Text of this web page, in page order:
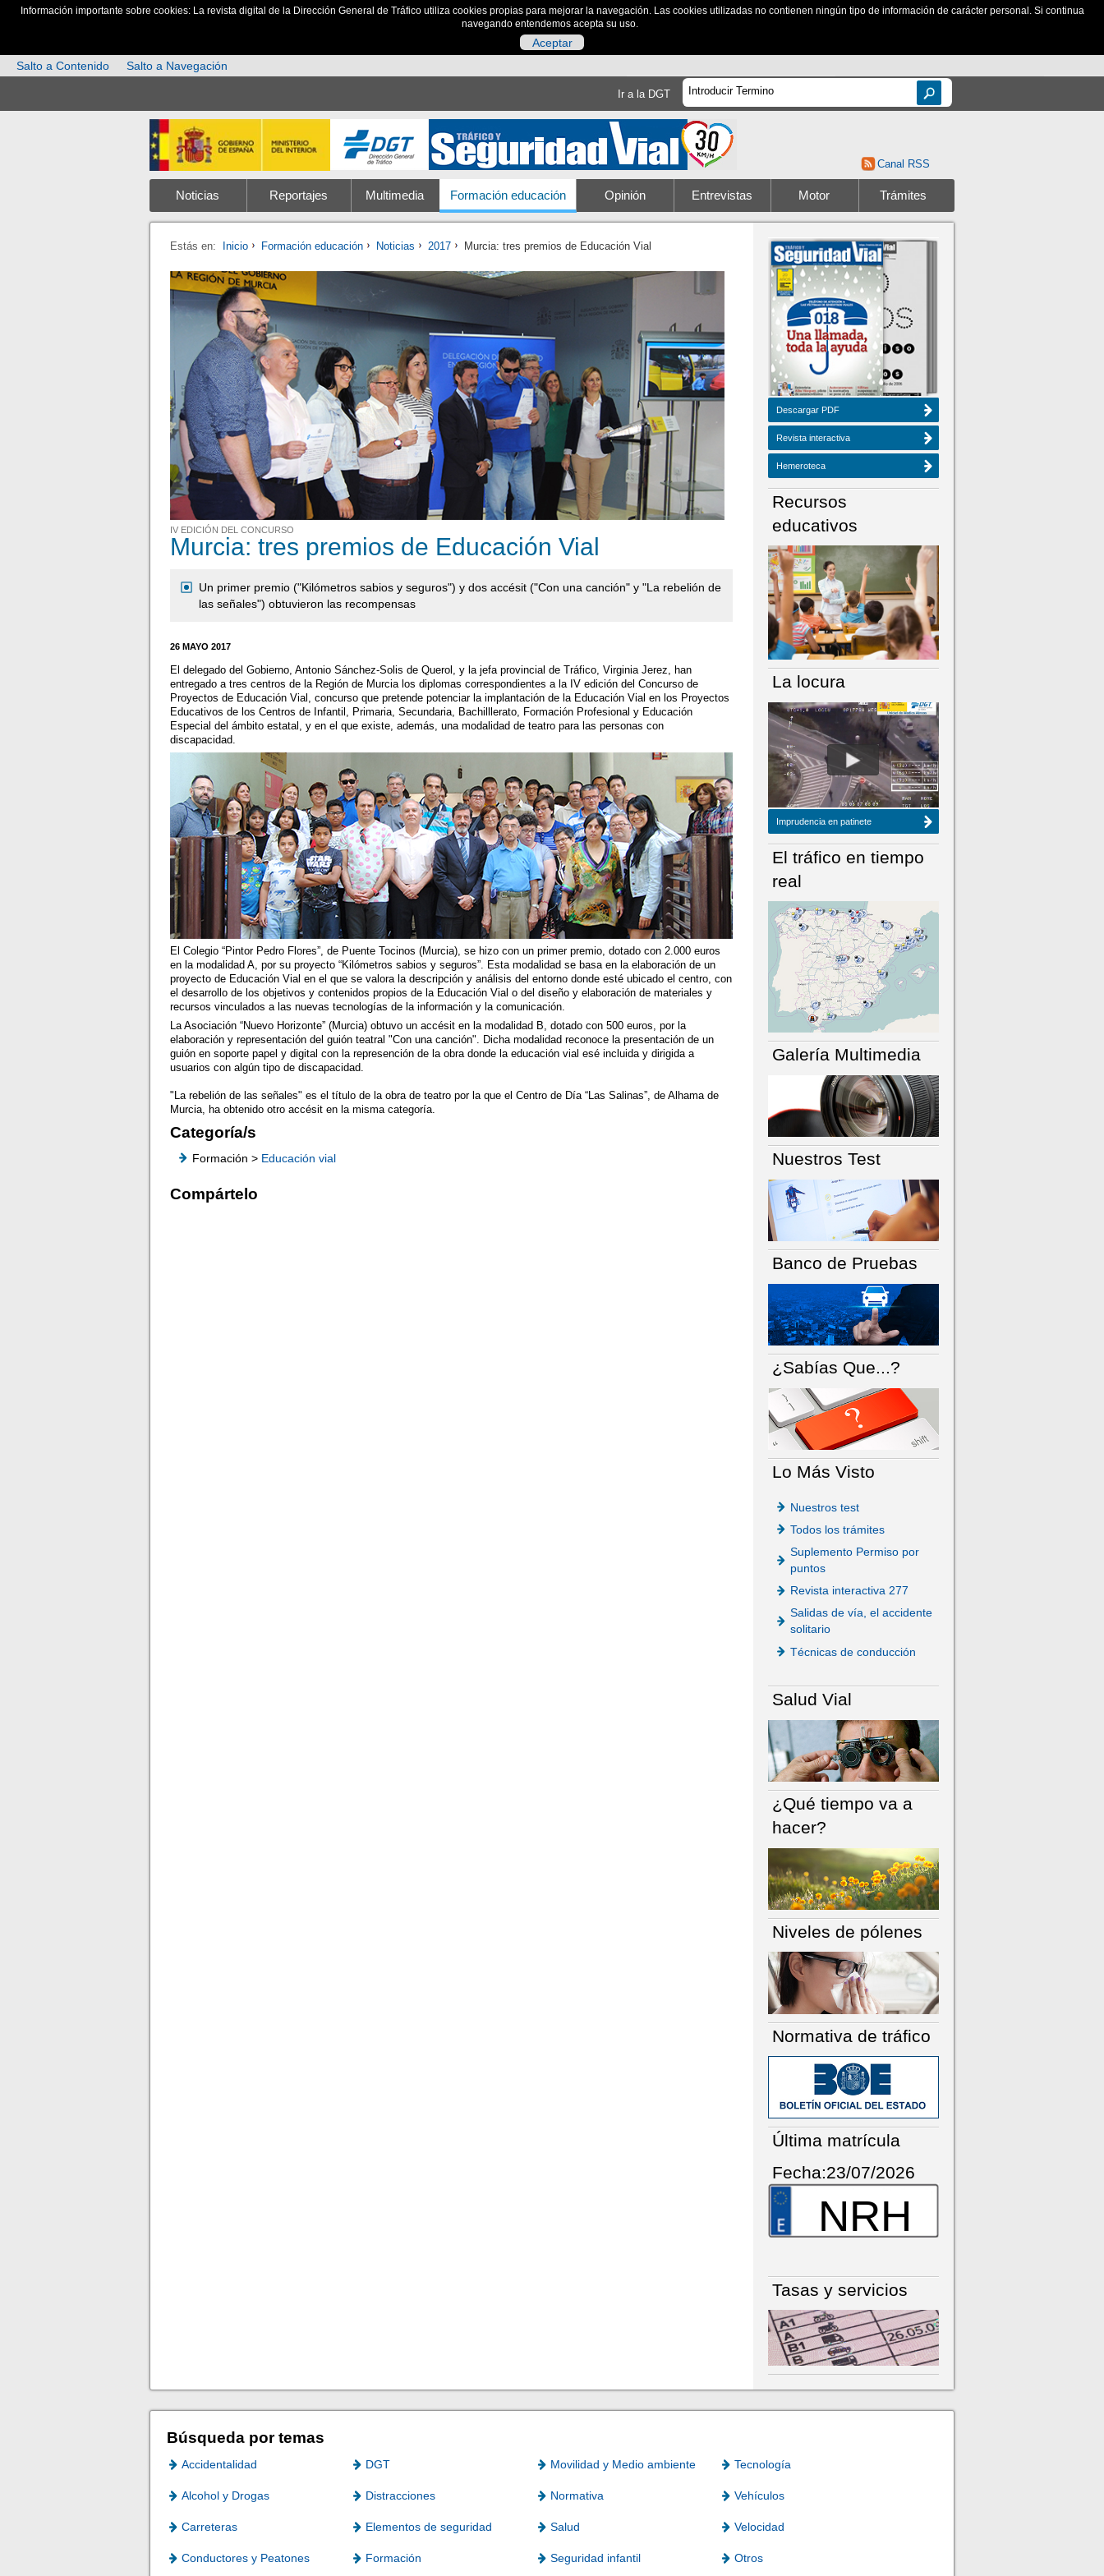
Información importante sobre cookies: La revista digital de la Dirección General de Tráfico utiliza cookies propias para mejorar la navegación. Las cookies utilizadas no contienen ningún tipo de información de carácter personal. Si continua
navegando entendemos acepta su uso.
Aceptar
Salto a Contenido
Salto a Navegación
Ir a la DGT
Canal RSS
Noticias Reportajes Multimedia Formación educación Opinión Entrevistas Motor Trámites
Estás en: Inicio Formación educación Noticias 2017 Murcia: tres premios de Educación Vial
IV EDICIÓN DEL CONCURSO
Murcia: tres premios de Educación Vial
Un primer premio ("Kilómetros sabios y seguros") y dos accésit ("Con una canción" y "La rebelión de
las señales") obtuvieron las recompensas
26 MAYO 2017
El delegado del Gobierno, Antonio Sánchez-Solis de Querol, y la jefa provincial de Tráfico, Virginia Jerez, han
entregado a tres centros de la Región de Murcia los diplomas correspondientes a la IV edición del Concurso de
Proyectos de Educación Vial, concurso que pretende potenciar la implantación de la Educación Vial en los Proyectos
Educativos de los Centros de Infantil, Primaria, Secundaria, Bachilllerato, Formación Profesional y Educación
Especial del ámbito estatal, y en el que existe, además, una modalidad de teatro para las personas con
discapacidad.
El Colegio “Pintor Pedro Flores”, de Puente Tocinos (Murcia), se hizo con un primer premio, dotado con 2.000 euros
en la modalidad A, por su proyecto “Kilómetros sabios y seguros”. Esta modalidad se basa en la elaboración de un
proyecto de Educación Vial en el que se valora la descripción y análisis del entorno donde esté ubicado el centro, con
el desarrollo de los objetivos y contenidos propios de la Educación Vial o del diseño y elaboración de materiales y
recursos vinculados a las nuevas tecnologías de la información y la comunicación.
La Asociación “Nuevo Horizonte” (Murcia) obtuvo un accésit en la modalidad B, dotado con 500 euros, por la
elaboración y representación del guión teatral "Con una canción". Dicha modalidad reconoce la presentación de un
guión en soporte papel y digital con la represención de la obra donde la educación vial esé incluida y dirigida a
usuarios con algún tipo de discapacidad.
"La rebelión de las señales" es el título de la obra de teatro por la que el Centro de Día “Las Salinas”, de Alhama de
Murcia, ha obtenido otro accésit en la misma categoría.
Categoría/s
Formación > Educación vial
Compártelo
NÚMERO ACTUAL HEMEROTECA
Descargar PDF
Revista interactiva
Hemeroteca
Recursos
educativos
La locura
Imprudencia en patinete
El tráfico en tiempo
real
Galería Multimedia
Nuestros Test
Banco de Pruebas
¿Sabías Que...?
Lo Más Visto
Nuestros test
Todos los trámites
Suplemento Permiso por
puntos
Revista interactiva 277
Salidas de vía, el accidente
solitario
Técnicas de conducción
Salud Vial
¿Qué tiempo va a
hacer?
Niveles de pólenes
Normativa de tráfico
Última matrícula
Fecha:23/07/2026
NRH
Tasas y servicios
Búsqueda por temas
Accidentalidad DGT Movilidad y Medio ambiente Tecnología
Alcohol y Drogas Distracciones Normativa Vehículos
Carreteras Elementos de seguridad Salud Velocidad
Conductores y Peatones Formación Seguridad infantil Otros